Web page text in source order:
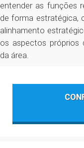
entender as funções
de forma estratégica,
alinhamento
os aspectos próprios
da área.